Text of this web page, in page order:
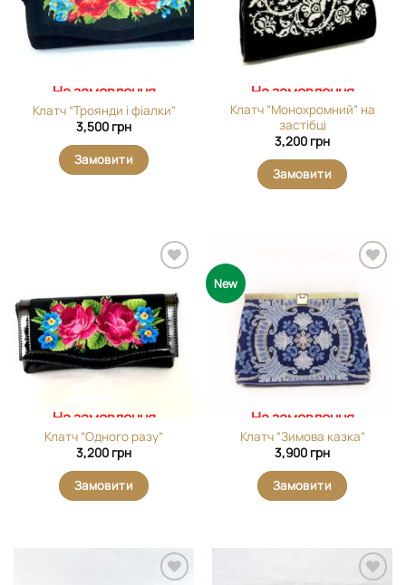
На замовлення
Клатч “Троянди і фіалки”
3,500 грн
Замовити
На замовлення
Клатч “Монохромний” на
застібці
3,200 грн
Замовити
виріб у
вибране
На замовлення
Клатч “Одного разу”
3,200 грн
Замовити
New
виріб у
вибране
На замовлення
Клатч “Зимова казка”
3,900 грн
Замовити